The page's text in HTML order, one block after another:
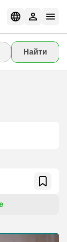
Найти